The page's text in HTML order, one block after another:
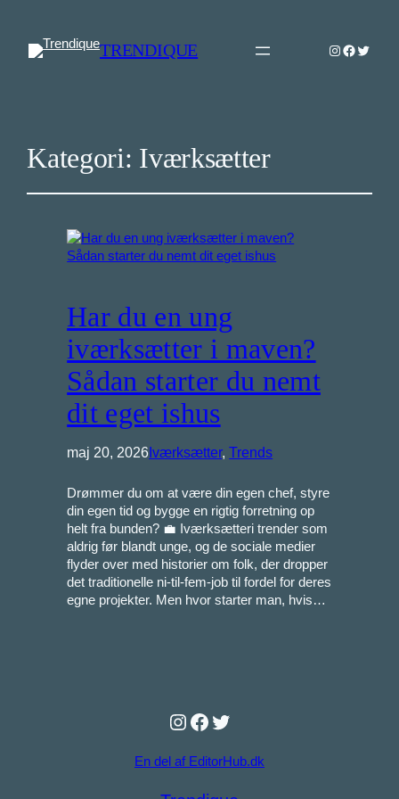
TRENDIQUE Instagram
Twitter
Kategori: Iværksætter
Har du en ung
iværksætter i maven?
Sådan starter du nemt
dit eget ishus
maj 20, 2026 Iværksætter, Trends
Drømmer du om at være din egen chef, styre
din egen tid og bygge en rigtig forretning op
helt fra bunden? 💼 Iværksætteri trender som
aldrig før blandt unge, og de sociale medier
flyder over med historier om folk, der dropper
det traditionelle ni-til-fem-job til fordel for deres
egne projekter. Men hvor starter man, hvis…
Instagram
Facebook
Twitter
En del af EditorHub.dk